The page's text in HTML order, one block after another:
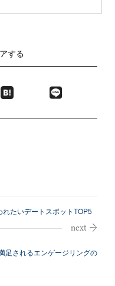
する
たいデートスポットTOP5
足されるエンゲージリングの